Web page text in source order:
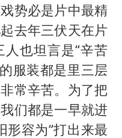
势必是片中最精
去年三伏天在片
也坦言是“辛苦
服装都是里三层
常辛苦。为了把
们都是一早就进
形容为“打出来最